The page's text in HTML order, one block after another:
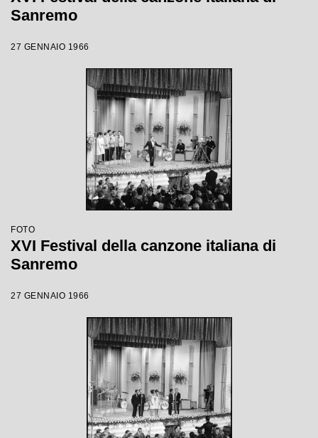
Sanremo
27 GENNAIO 1966
FOTO
XVI Festival della canzone italiana di
Sanremo
27 GENNAIO 1966